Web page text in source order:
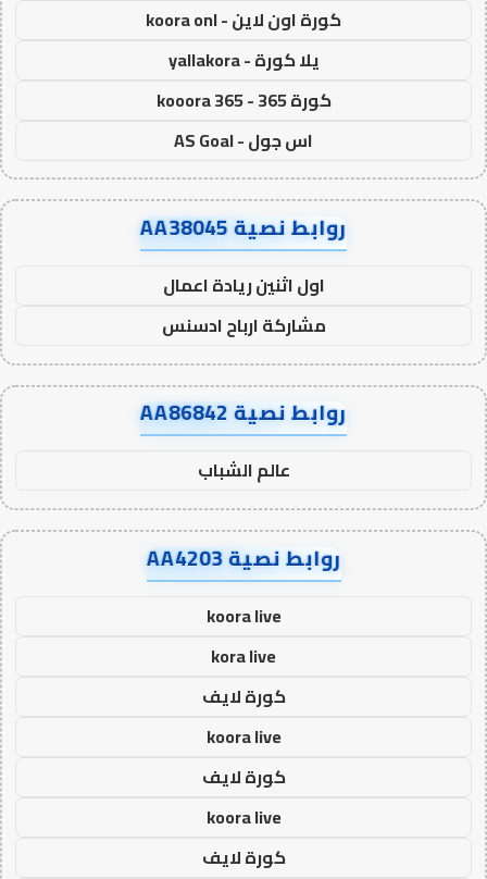
كورة اون لاين - koora onl
يلا كورة - yallakora
كورة 365 - kooora 365
اس جول - AS Goal
روابط نصية AA38045
اول اثنين ريادة اعمال
مشاركة ارباح ادسنس
روابط نصية AA86842
عالم الشباب
روابط نصية AA4203
koora live
kora live
كورة لايف
koora live
كورة لايف
koora live
كورة لايف